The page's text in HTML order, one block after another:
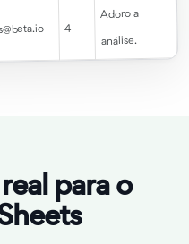
4
Adoro a
análise.
para o